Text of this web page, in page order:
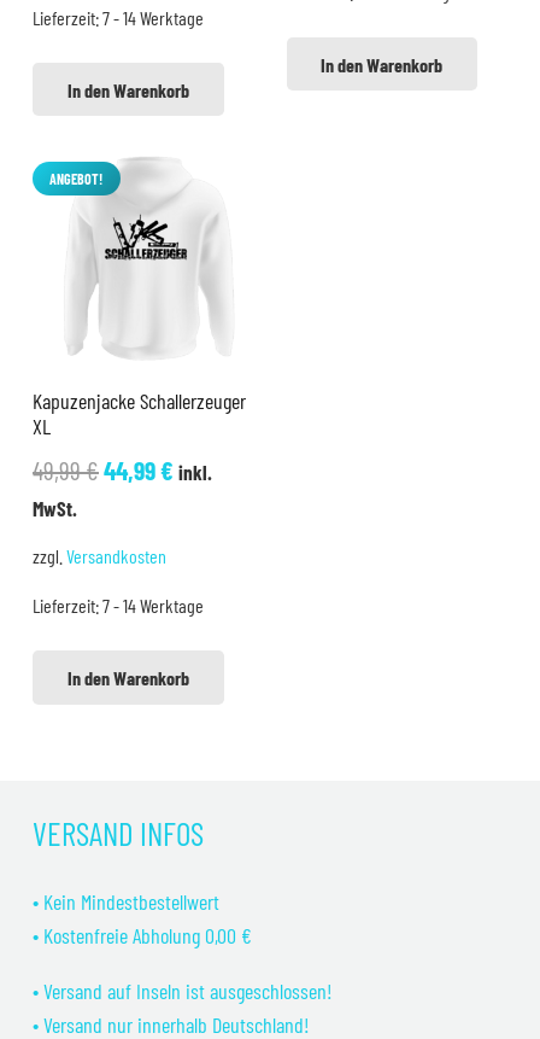
Lieferzeit:7 - 14 Werktage
In den Warenkorb
In den Warenkorb
ANGEBOT!
Kapuzenjacke Schallerzeuger
XL
49,99€Ursprünglicher
44,99€Aktueller
inkl.
MwSt.
zzgl. Versandkosten
Lieferzeit:7 - 14 Werktage
In den Warenkorb
VERSAND INFOS
• Kein Mindestbestellwert
• Kostenfreie Abholung 0,00 €
• Versand auf Inseln ist ausgeschlossen!
• Versand nur innerhalb Deutschland!